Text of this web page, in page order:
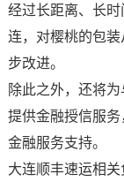
经过长距离、长
连，对樱桃的包
步改进。
除此之外，还将
提供金融授信服
金融服务支持。
大连顺丰速运相